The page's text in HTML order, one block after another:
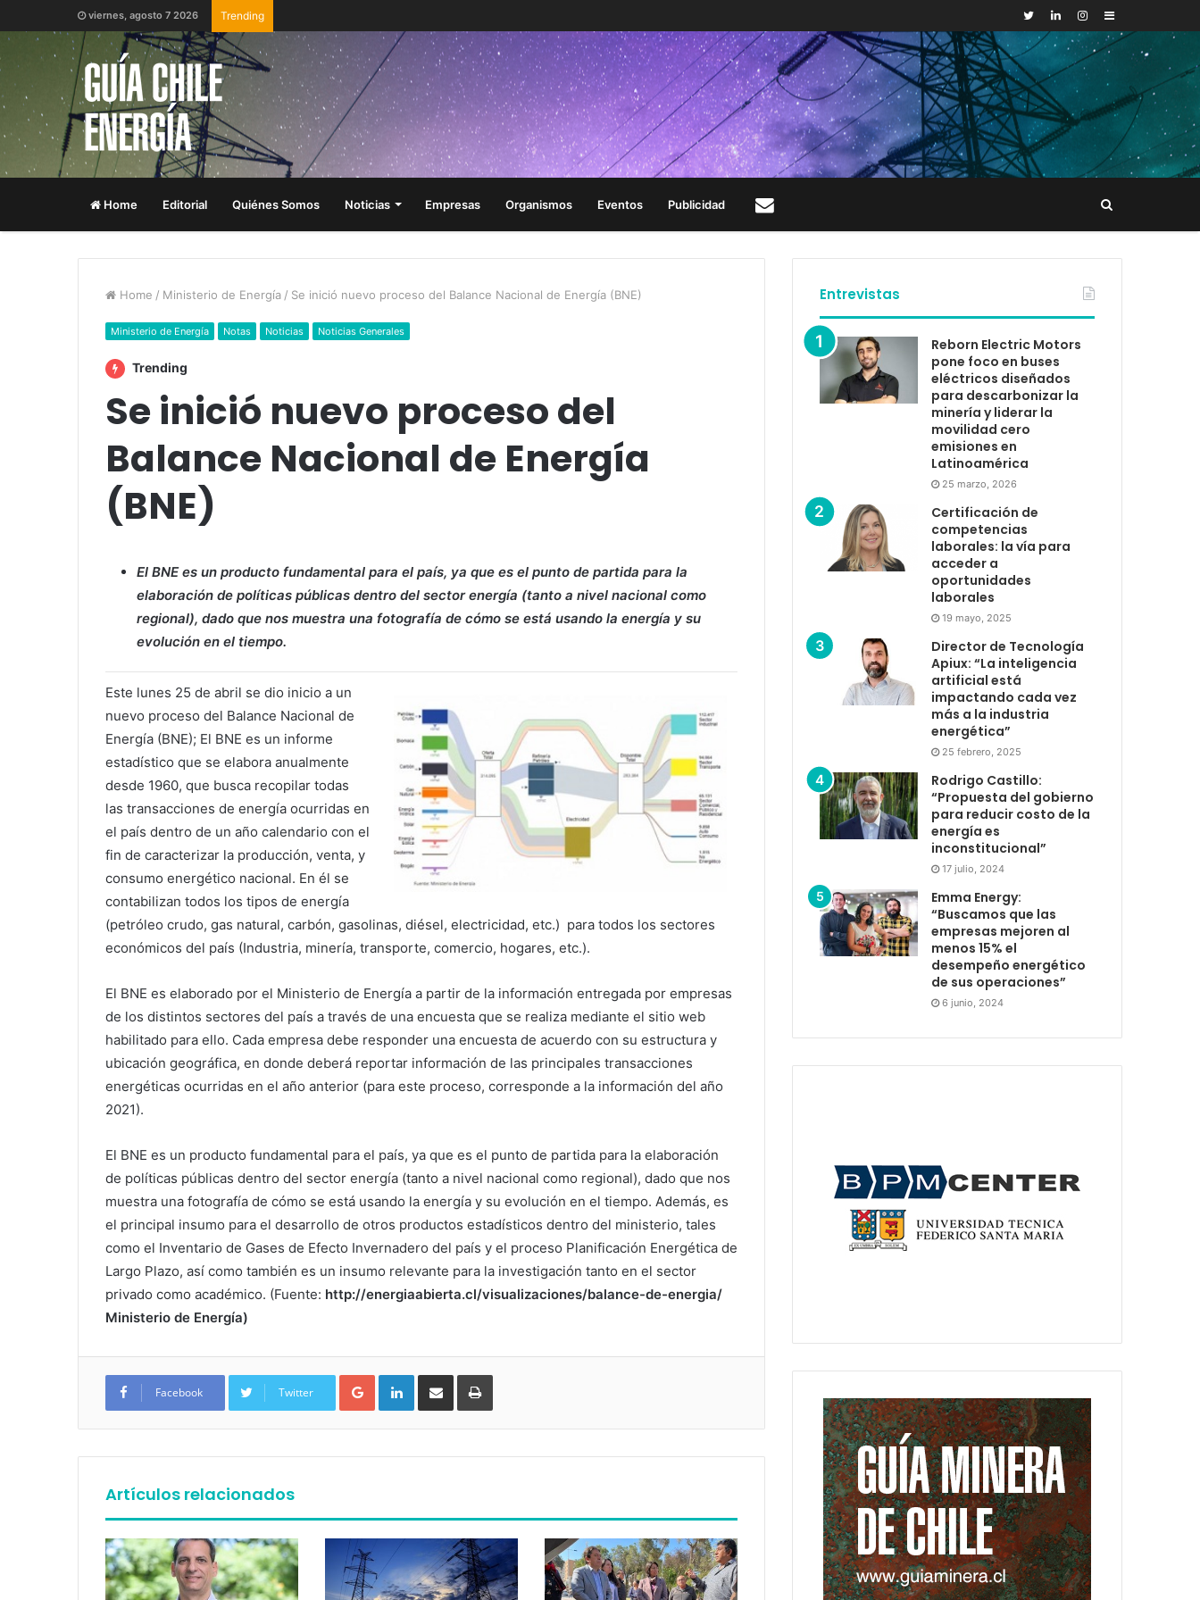
viernes, agosto 7 2026 Trending Sidebar
Home Editorial Quiénes Somos Noticias Empresas Organismos Eventos Publicidad
Home / Ministerio de Energía / Se inició nuevo proceso del Balance Nacional de Energía (BNE)
Ministerio de Energía Notas Noticias Noticias Generales
Trending
Se inició nuevo proceso del
Balance Nacional de Energía
(BNE)
El BNE es un producto fundamental para el país, ya que es el punto de partida para la
elaboración de políticas públicas dentro del sector energía (tanto a nivel nacional como
regional), dado que nos muestra una fotografía de cómo se está usando la energía y su
evolución en el tiempo.
Este lunes 25 de abril se dio inicio a un
nuevo proceso del Balance Nacional de
Energía (BNE); El BNE es un informe
estadístico que se elabora anualmente
desde 1960, que busca recopilar todas
las transacciones de energía ocurridas en
el país dentro de un año calendario con el
fin de caracterizar la producción, venta, y
consumo energético nacional. En él se
contabilizan todos los tipos de energía
(petróleo crudo, gas natural, carbón, gasolinas, diésel, electricidad, etc.) para todos los sectores
económicos del país (Industria, minería, transporte, comercio, hogares, etc.).
El BNE es elaborado por el Ministerio de Energía a partir de la información entregada por empresas
de los distintos sectores del país a través de una encuesta que se realiza mediante el sitio web
habilitado para ello. Cada empresa debe responder una encuesta de acuerdo con su estructura y
ubicación geográfica, en donde deberá reportar información de las principales transacciones
energéticas ocurridas en el año anterior (para este proceso, corresponde a la información del año
2021).
El BNE es un producto fundamental para el país, ya que es el punto de partida para la elaboración
de políticas públicas dentro del sector energía (tanto a nivel nacional como regional), dado que nos
muestra una fotografía de cómo se está usando la energía y su evolución en el tiempo. Además, es
el principal insumo para el desarrollo de otros productos estadísticos dentro del ministerio, tales
como el Inventario de Gases de Efecto Invernadero del país y el proceso Planificación Energética de
Largo Plazo, así como también es un insumo relevante para la investigación tanto en el sector
privado como académico. (Fuente: http://energiaabierta.cl/visualizaciones/balance-de-energia/
Ministerio de Energía)
Facebook Twitter
Google+ LinkedIn
Artículos relacionados
Entrevistas
Reborn Electric Motors
pone foco en buses
eléctricos diseñados
para descarbonizar la
minería y liderar la
movilidad cero
emisiones en
Latinoamérica
25 marzo, 2026
Certificación de
competencias
laborales: la vía para
acceder a
oportunidades
laborales
19 mayo, 2025
Director de Tecnología
Apiux: “La inteligencia
artificial está
impactando cada vez
más a la industria
energética”
25 febrero, 2025
Rodrigo Castillo:
“Propuesta del gobierno
para reducir costo de la
energía es
inconstitucional”
17 julio, 2024
Emma Energy:
“Buscamos que las
empresas mejoren al
menos 15% el
desempeño energético
de sus operaciones”
6 junio, 2024